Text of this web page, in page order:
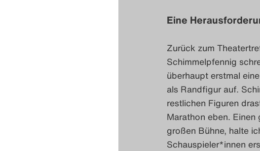
Eine
Zurück zum
Schimmelpfennig
überhaupt erstmal
als Randfigur auf.
restlichen Figuren
Marathon eben.
großen Bühne, halte
Schauspieler*innen